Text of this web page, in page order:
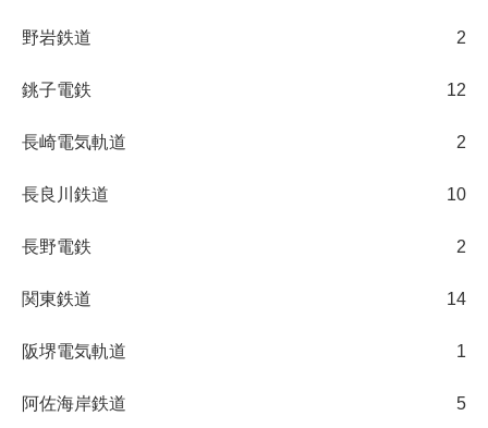
野岩鉄道 2
銚子電鉄 12
長崎電気軌道 2
長良川鉄道 10
長野電鉄 2
関東鉄道 14
阪堺電気軌道 1
阿佐海岸鉄道 5